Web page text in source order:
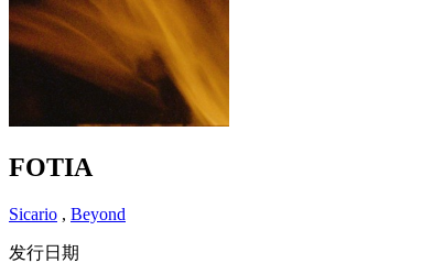
FOTIA
Sicario , Beyond
发行日期